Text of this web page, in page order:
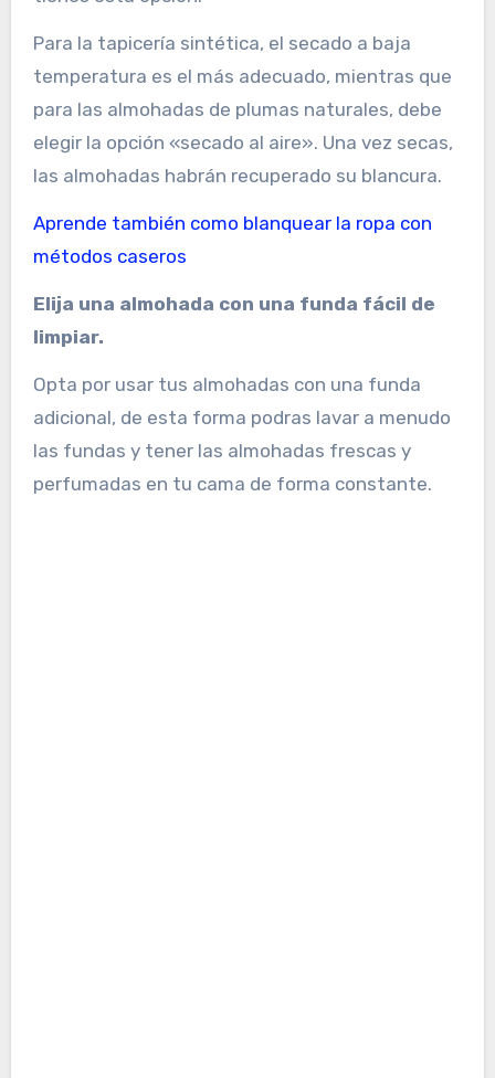
Para la tapicería sintética, el secado a baja
temperatura es el más adecuado, mientras que
para las almohadas de plumas naturales, debe
elegir la opción «secado al aire». Una vez secas,
las almohadas habrán recuperado su blancura.
Aprende también como blanquear la ropa con
métodos caseros
Elija una almohada con una funda fácil de
limpiar.
Opta por usar tus almohadas con una funda
adicional, de esta forma podras lavar a menudo
las fundas y tener las almohadas frescas y
perfumadas en tu cama de forma constante.